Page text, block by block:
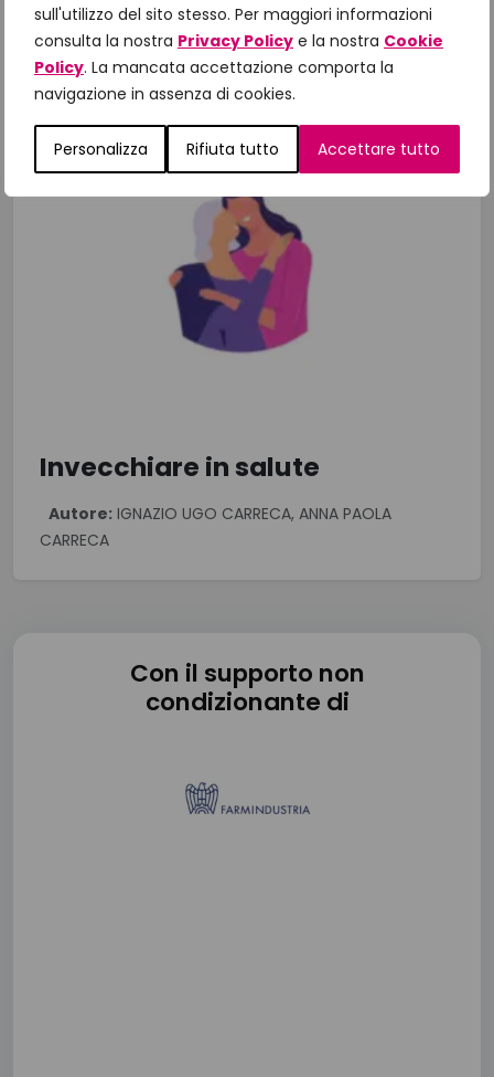
sull'utilizzo del sito stesso. Per maggiori informazioni
consulta la nostra Privacy Policy e la nostra Cookie
Policy. La mancata accettazione comporta la
navigazione in assenza di cookies.
Personalizza Rifiuta tutto Accettare tutto
Autore: ELISABETTA IANNELLI
Invecchiare in salute
Autore: IGNAZIO UGO CARRECA, ANNA PAOLA
CARRECA
Con il supporto non
condizionante di